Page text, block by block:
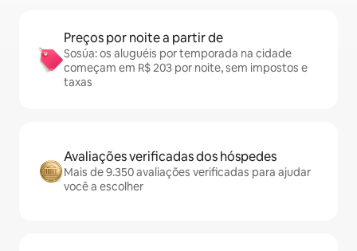
Preços por noite a partir de
Sosúa: os aluguéis por temporada na cidade
começam em R$ 203 por noite, sem impostos e
taxas
Avaliações verificadas dos hóspedes
Mais de 9.350 avaliações verificadas para ajudar
você a escolher